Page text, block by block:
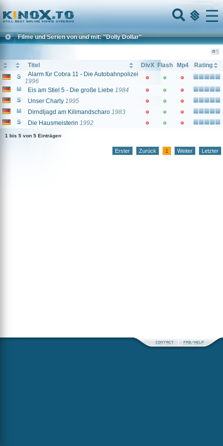
Home
Menu
Filme und Serien von und mit: "Dolly Dollar"
Titel DivX Flash Mp4
Rating
Alarm für Cobra 11 - Die Autobahnpolizei
1996
Eis am Stiel 5 - Die große Liebe 1984
Unser Charly 1995
Dirndljagd am Kilimandscharo 1983
Die Hausmeisterin 1992
1 bis 5 von 5 Einträgen
Erster Zurück 1 Weiter Letzter